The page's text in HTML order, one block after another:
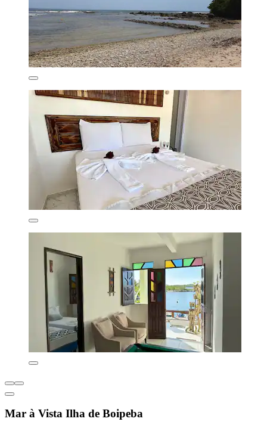
Mar à Vista Ilha de Boipeba